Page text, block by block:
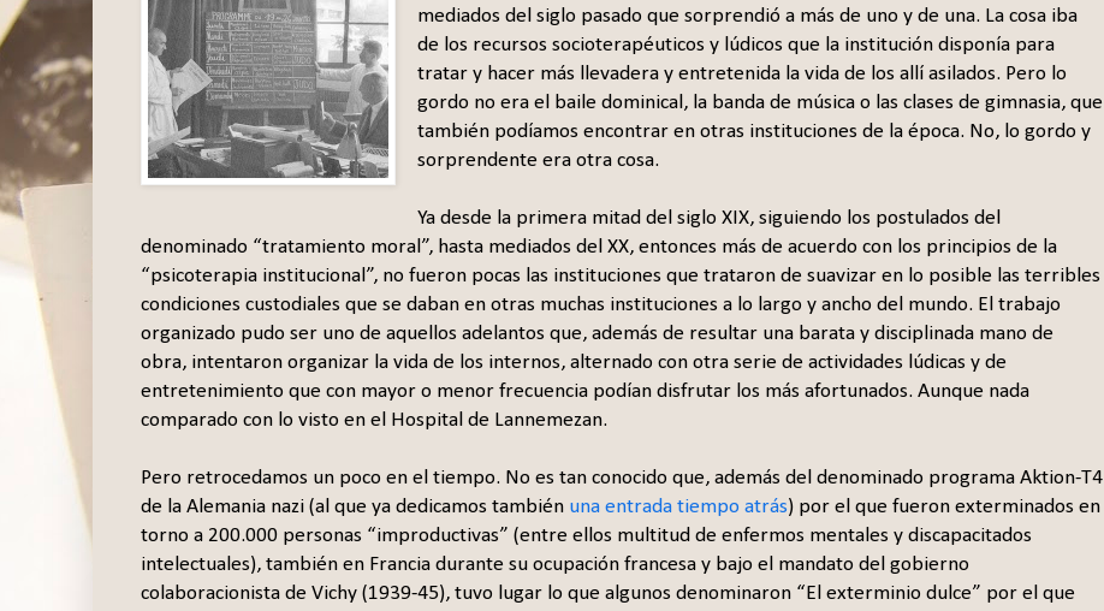
mediados del siglo pasado que sorprendió a más de uno y de una. La cosa iba
de los recursos socioterapéuticos y lúdicos que la institución disponía para
tratar y hacer más llevadera y entretenida la vida de los allí asilados. Pero lo
gordo no era el baile dominical, la banda de música o las clases de gimnasia, que
también podíamos encontrar en otras instituciones de la época. No, lo gordo y
sorprendente era otra cosa.
Ya desde la primera mitad del siglo XIX, siguiendo los postulados del
denominado “tratamiento moral”, hasta mediados del XX, entonces más de acuerdo con los principios de la
“psicoterapia institucional”, no fueron pocas las instituciones que trataron de suavizar en lo posible las terribles
condiciones custodiales que se daban en otras muchas instituciones a lo largo y ancho del mundo. El trabajo
organizado pudo ser uno de aquellos adelantos que, además de resultar una barata y disciplinada mano de
obra, intentaron organizar la vida de los internos, alternado con otra serie de actividades lúdicas y de
entretenimiento que con mayor o menor frecuencia podían disfrutar los más afortunados. Aunque nada
comparado con lo visto en el Hospital de Lannemezan.
Pero retrocedamos un poco en el tiempo. No es tan conocido que, además del denominado programa Aktion-T4
de la Alemania nazi (al que ya dedicamos también una entrada tiempo atrás) por el que fueron exterminados en
torno a 200.000 personas “improductivas” (entre ellos multitud de enfermos mentales y discapacitados
intelectuales), también en Francia durante su ocupación francesa y bajo el mandato del gobierno
colaboracionista de Vichy (1939-45), tuvo lugar lo que algunos denominaron “El exterminio dulce” por el que